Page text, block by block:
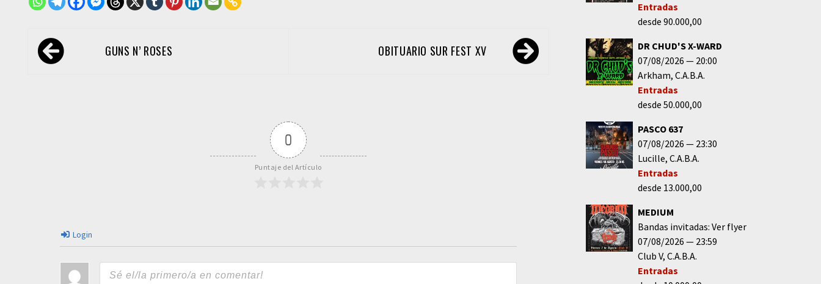
Navegación
de GUNS N’ ROSES OBITUARIO SUR FEST XV
0
Puntaje del Artículo
Login
Entradas
desde 90.000,00
DR CHUD'S X-WARD
07/08/2026
20:00
Arkham C.A.B.A.
Entradas
desde 50.000,00
PASCO 637
07/08/2026
23:30
Lucille C.A.B.A.
Entradas
desde 13.000,00
MEDIUM
Bandas invitadas: Ver flyer
07/08/2026
23:59
Club V C.A.B.A.
Entradas